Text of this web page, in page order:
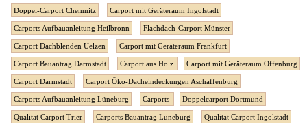
Doppel-Carport Chemnitz Carport mit Geräteraum Ingolstadt
Carports Aufbauanleitung Heilbronn Flachdach-Carport Münster
Carport Dachblenden Uelzen Carport mit Geräteraum Frankfurt
Carport Bauantrag Darmstadt Carport aus Holz Carport mit Geräteraum Offenburg
Carport Darmstadt Carport Öko-Dacheindeckungen Aschaffenburg
Carports Aufbauanleitung Lüneburg Carports Doppelcarport Dortmund
Qualität Carport Trier Carports Bauantrag Lüneburg Qualität Carport Ingolstadt